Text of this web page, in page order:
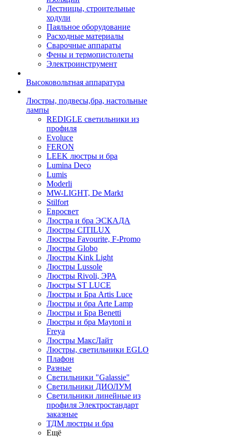
Лестницы, строительные
ходули
Паяльное оборудование
Расходные материалы
Сварочные аппараты
Фены и термопистолеты
Электроинструмент
Высоковольтная аппаратура
Люстры, подвесы,бра, настольные
лампы
REDIGLE светильники из
профиля
Evoluce
FERON
LEEK люстры и бра
Lumina Deco
Lumis
Moderli
MW-LIGHT, De Markt
Stilfort
Евросвет
Люстра и бра ЭСКАДА
Люстры CITILUX
Люстры Favourite, F-Promo
Люстры Globo
Люстры Kink Light
Люстры Lussole
Люстры Rivoli, ЭРА
Люстры ST LUCE
Люстры и Бра Artis Luce
Люстры и бра Arte Lamp
Люстры и Бра Benetti
Люстры и бра Maytoni и
Freya
Люстры МаксЛайт
Люстры, светильники EGLO
Плафон
Разные
Светильники "Galassie"
Светильники ДИОЛУМ
Светильники линейные из
профиля Электростандарт
заказные
ТДМ люстры и бра
Ещё